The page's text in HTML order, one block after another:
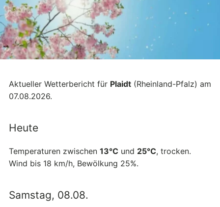
Aktueller Wetterbericht für Plaidt (Rheinland-Pfalz) am
07.08.2026.
Heute
Temperaturen zwischen 13°C und 25°C, trocken.
Wind bis 18 km/h, Bewölkung 25%.
Samstag, 08.08.